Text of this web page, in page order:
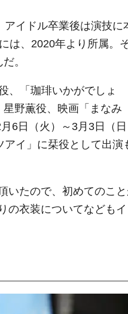
イドル卒業後は演技に
は、2020年より所属。
。
、「珈琲いかがでしょ
野薫役、映画「まなみ
6日（火）～3月3日（
イ」に栞役として出演
いたので、初めてのこ
の衣装についてなども